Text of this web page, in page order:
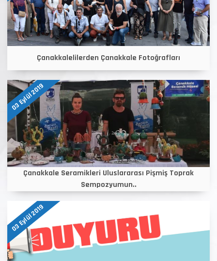
Çanakkalelilerden Çanakkale Fotoğrafları
03 Eylül 2019
Çanakkale Seramikleri Uluslararası Pişmiş Toprak
Sempozyumun..
03 Eylül 2019